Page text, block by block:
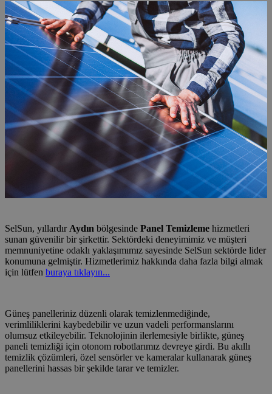
SelSun, yıllardır Aydın bölgesinde Panel Temizleme hizmetleri
sunan güvenilir bir şirkettir. Sektördeki deneyimimiz ve müşteri
memnuniyetine odaklı yaklaşımımız sayesinde SelSun sektörde lider
konumuna gelmiştir. Hizmetlerimiz hakkında daha fazla bilgi almak
için lütfen buraya tıklayın...
Güneş panelleriniz düzenli olarak temizlenmediğinde,
verimliliklerini kaybedebilir ve uzun vadeli performanslarını
olumsuz etkileyebilir. Teknolojinin ilerlemesiyle birlikte, güneş
paneli temizliği için otonom robotlarımız devreye girdi. Bu akıllı
temizlik çözümleri, özel sensörler ve kameralar kullanarak güneş
panellerini hassas bir şekilde tarar ve temizler.